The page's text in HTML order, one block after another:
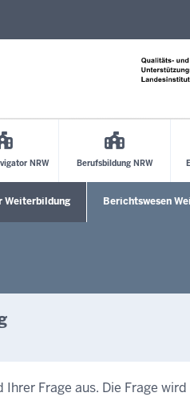
NRW Berufsbildung NRW
Weiterbildung Berichtswesen
Frage aus. Die Frage